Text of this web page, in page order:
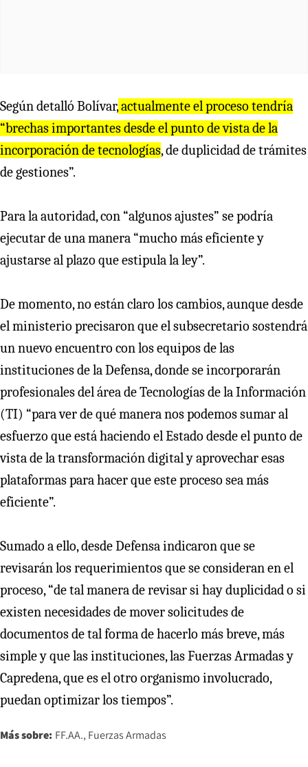
Según detalló Bolívar,actualmente el proceso tendría
“brechas importantes desde el punto de vista de la
incorporación de tecnologías, de duplicidad de trámites
de gestiones”.
Para la autoridad, con “algunos ajustes” se podría
ejecutar de una manera “mucho más eficiente y
ajustarse al plazo que estipula la ley”.
De momento, no están claro los cambios, aunque desde
el ministerio precisaron que el subsecretario sostendrá
un nuevo encuentro con los equipos de las
instituciones de la Defensa, donde se incorporarán
profesionales del área de Tecnologías de la Información
(TI) “para ver de qué manera nos podemos sumar al
esfuerzo que está haciendo el Estado desde el punto de
vista de la transformación digital y aprovechar esas
plataformas para hacer que este proceso sea más
eficiente”.
Sumado a ello, desde Defensa indicaron que se
revisarán los requerimientos que se consideran en el
proceso, “de tal manera de revisar si hay duplicidad o si
existen necesidades de mover solicitudes de
documentos de tal forma de hacerlo más breve, más
simple y que las instituciones, las Fuerzas Armadas y
Capredena, que es el otro organismo involucrado,
puedan optimizar los tiempos”.
Más sobre: FF.AA. Fuerzas Armadas